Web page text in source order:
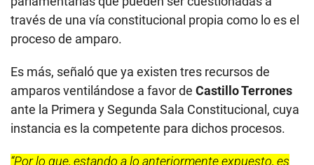
Lo que se hizo, señaló, fue que elCongreso, de
acuerdo a sus atribuciones, evaluó un requerimiento
prerrogativa del antejuicio político y declaró haber
lugar a la formación de la causa penal, decisiones
parlamentarias que pueden ser cuestionadas a
través de una vía constitucional propia como lo es el
proceso de amparo.